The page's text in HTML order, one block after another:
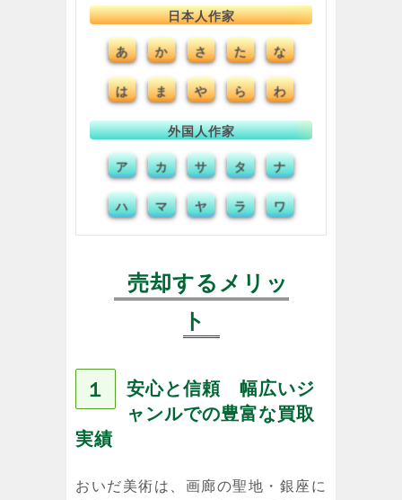
日本人作家
あ か さ た な
は ま や ら わ
外国人作家
ア カ サ タ ナ
ハ マ ヤ ラ ワ
売却するメリッ
ト
１
安心と信頼 幅広いジ
ャンルでの豊富な買取
実績
おいだ美術は、画廊の聖地・銀座に